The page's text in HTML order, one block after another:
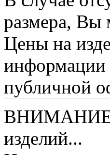
размера, Вы
Цены на
информации
публичной
ВНИМАНИЕ!
изделий...